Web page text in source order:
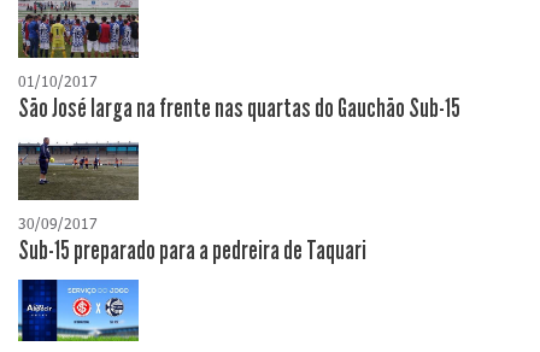
01/10/2017
São José larga na frente nas quartas do Gauchão Sub-15
30/09/2017
Sub-15 preparado para a pedreira de Taquari